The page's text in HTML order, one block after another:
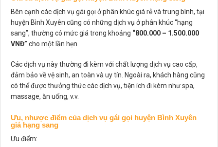
Bên cạnh các dịch vụ gái gọi ở phân khúc giá rẻ và trung bình, tại
huyện Bình Xuyên cũng có những dịch vụ ở phân khúc “hạng
sang”, thường có mức giá trong khoảng “800.000 – 1.500.000
VNĐ” cho một lần hẹn.
Các dịch vụ này thường đi kèm với chất lượng dịch vụ cao cấp,
đảm bảo về vệ sinh, an toàn và uy tín. Ngoài ra, khách hàng cũng
có thể được thưởng thức các dịch vụ, tiện ích đi kèm như spa,
massage, ăn uống, v.v.
Ưu, nhược điểm của dịch vụ gái gọi huyện Bình Xuyên
giá hạng sang
Ưu điểm: